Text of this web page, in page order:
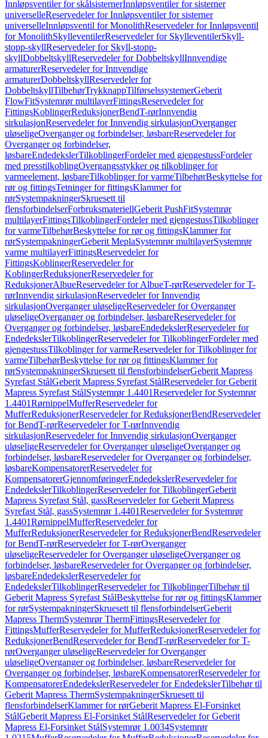
Innløpsventiler for skålsisternerInnløpsventiler for sisterner
universelleReservedeler for Innløpsventiler for sisterner
universelleInnløpsventil for MonolithReservedeler for Innløpsventil
for MonolithSkylleventilerReservedeler for SkylleventilerSkyll-
stopp-skyllReservedeler for Skyll-stopp-
skyllDobbeltskyllReservedeler for DobbeltskyllInnvendige
armaturerReservedeler for Innvendige
armaturerDobbeltskyllReservedeler for
DobbeltskyllTilbehørTrykknappTilførselssystemerGeberit
FlowFitSystemrør multilayerFittingsReservedeler for
FittingsKoblingerReduksjonerBendT-rørInnvendig
sirkulasjonReservedeler for Innvendig sirkulasjonOverganger
uløseligeOverganger og forbindelser, løsbareReservedeler for
Overganger og forbindelser,
løsbareEndedekslerTilkoblingerFordeler med gjengestussFordeler
med presstilkoblingOvergangsstykker og tilkoblinger for
varmeelement, løsbareTilkoblinger for varmeTilbehørBeskyttelse for
rør og fittingsTetninger for fittingsKlammer for
rørSystempakningerSkruesett til
flensforbindelserForbruksmateriellGeberit PushFitSystemrør
multilayerFittingsTilkoblingerFordeler med gjengestussTilkoblinger
for varmeTilbehørBeskyttelse for rør og fittingsKlammer for
rørSystempakningerGeberit MeplaSystemrør multilayerSystemrør
varme multilayerFittingsReservedeler for
FittingsKoblingerReservedeler for
KoblingerReduksjonerReservedeler for
ReduksjonerAlbueReservedeler for AlbueT-rørReservedeler for T-
rørInnvendig sirkulasjonReservedeler for Innvendig
sirkulasjonOverganger uløseligeReservedeler for Overganger
uløseligeOverganger og forbindelser, løsbareReservedeler for
Overganger og forbindelser, løsbareEndedekslerReservedeler for
EndedekslerTilkoblingerReservedeler for TilkoblingerFordeler med
gjengestussTilkoblinger for varmeReservedeler for Tilkoblinger for
varmeTilbehørBeskyttelse for rør og fittingsKlammer for
rørSystempakningerSkruesett til flensforbindelserGeberit Mapress
Syrefast StålGeberit Mapress Syrefast StålReservedeler for Geberit
Mapress Syrefast StålSystemrør 1.4401Reservedeler for Systemrør
1.4401RørnippelMufferReservedeler for
MufferReduksjonerReservedeler for ReduksjonerBendReservedeler
for BendT-rørReservedeler for T-rørInnvendig
sirkulasjonReservedeler for Innvendig sirkulasjonOverganger
uløseligeReservedeler for Overganger uløseligeOverganger og
forbindelser, løsbareReservedeler for Overganger og forbindelser,
løsbareKompensatorerReservedeler for
KompensatorerGjennomføringerEndedekslerReservedeler for
EndedekslerTilkoblingerReservedeler for TilkoblingerGeberit
Mapress Syrefast Stål, gassReservedeler for Geberit Mapress
Syrefast Stål, gassSystemrør 1.4401Reservedeler for Systemrør
1.4401RørnippelMufferReservedeler for
MufferReduksjonerReservedeler for ReduksjonerBendReservedeler
for BendT-rørReservedeler for T-rørOverganger
uløseligeReservedeler for Overganger uløseligeOverganger og
forbindelser, løsbareReservedeler for Overganger og forbindelser,
løsbareEndedekslerReservedeler for
EndedekslerTilkoblingerReservedeler for TilkoblingerTilbehør til
Geberit Mapress Syrefast StålBeskyttelse for rør og fittingsKlammer
for rørSystempakningerSkruesett til flensforbindelserGeberit
Mapress ThermSystemrør ThermFittingsReservedeler for
FittingsMufferReservedeler for MufferReduksjonerReservedeler for
ReduksjonerBendReservedeler for BendT-rørReservedeler for T-
rørOverganger uløseligeReservedeler for Overganger
uløseligeOverganger og forbindelser, løsbareReservedeler for
Overganger og forbindelser, løsbareKompensatorerReservedeler for
KompensatorerEndedekslerReservedeler for EndedekslerTilbehør til
Geberit Mapress ThermSystempakningerSkruesett til
flensforbindelserKlammer for rørGeberit Mapress El-Forsinket
StålGeberit Mapress El-Forsinket StålReservedeler for Geberit
Mapress El-Forsinket StålSystemrør 1.0034Systemrør